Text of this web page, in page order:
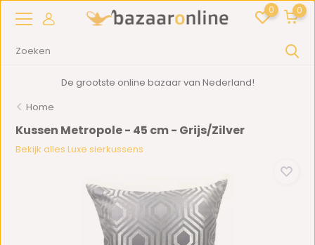
0 0
De grootste online bazaar van Nederland!
Home
Kussen Metropole - 45 cm - Grijs/Zilver
Bekijk alles Luxe sierkussens